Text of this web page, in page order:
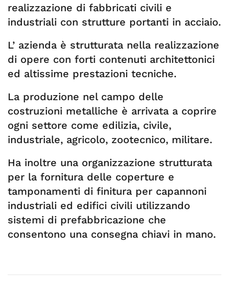
realizzazione di fabbricati civili e
industriali con strutture portanti in acciaio.
L’ azienda è strutturata nella realizzazione
di opere con forti contenuti architettonici
ed altissime prestazioni tecniche.
La produzione nel campo delle
costruzioni metalliche è arrivata a coprire
ogni settore come edilizia, civile,
industriale, agricolo, zootecnico, militare.
Ha inoltre una organizzazione strutturata
per la fornitura delle coperture e
tamponamenti di finitura per capannoni
industriali ed edifici civili utilizzando
sistemi di prefabbricazione che
consentono una consegna chiavi in mano.